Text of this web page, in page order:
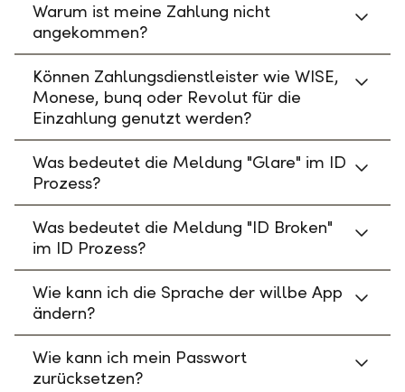
Warum ist meine Zahlung nicht
angekommen?
Können Zahlungsdienstleister wie WISE,
Monese, bunq oder Revolut für die
Einzahlung genutzt werden?
Was bedeutet die Meldung "Glare" im ID
Prozess?
Was bedeutet die Meldung "ID Broken"
im ID Prozess?
Wie kann ich die Sprache der willbe App
ändern?
Wie kann ich mein Passwort
zurücksetzen?